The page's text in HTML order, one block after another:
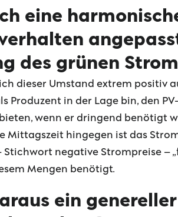
eine
des grünen
dieser Umstand extrem positiv
Produzent in der Lage bin, den
wenn er dringend benötigt
Mittagszeit hingegen ist das
negative Strompreise –
Mengen benötigt.
ein